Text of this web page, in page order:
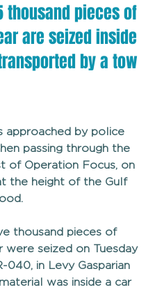
thousand pieces of
are seized inside
by a tow
approached by police
passing through the
of Operation Focus, on
the height of the Gulf
thousand pieces of
were seized on Tuesday
040, in Levy Gasparian
was inside a car